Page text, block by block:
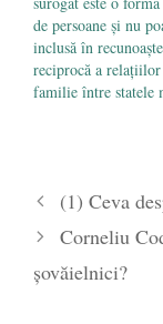
de persoane și nu
inclusă în
reciprocă a
familie între statele
(1) Ceva
Corneliu
şovăielnici?